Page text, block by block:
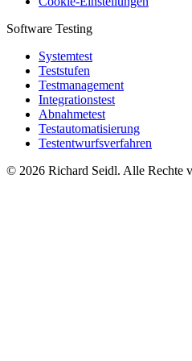
Software Testing
Systemtest
Teststufen
Testmanagement
Integrationstest
Abnahmetest
Testautomatisierung
Testentwurfsverfahren
© 2026 Richard Seidl. Alle Rechte